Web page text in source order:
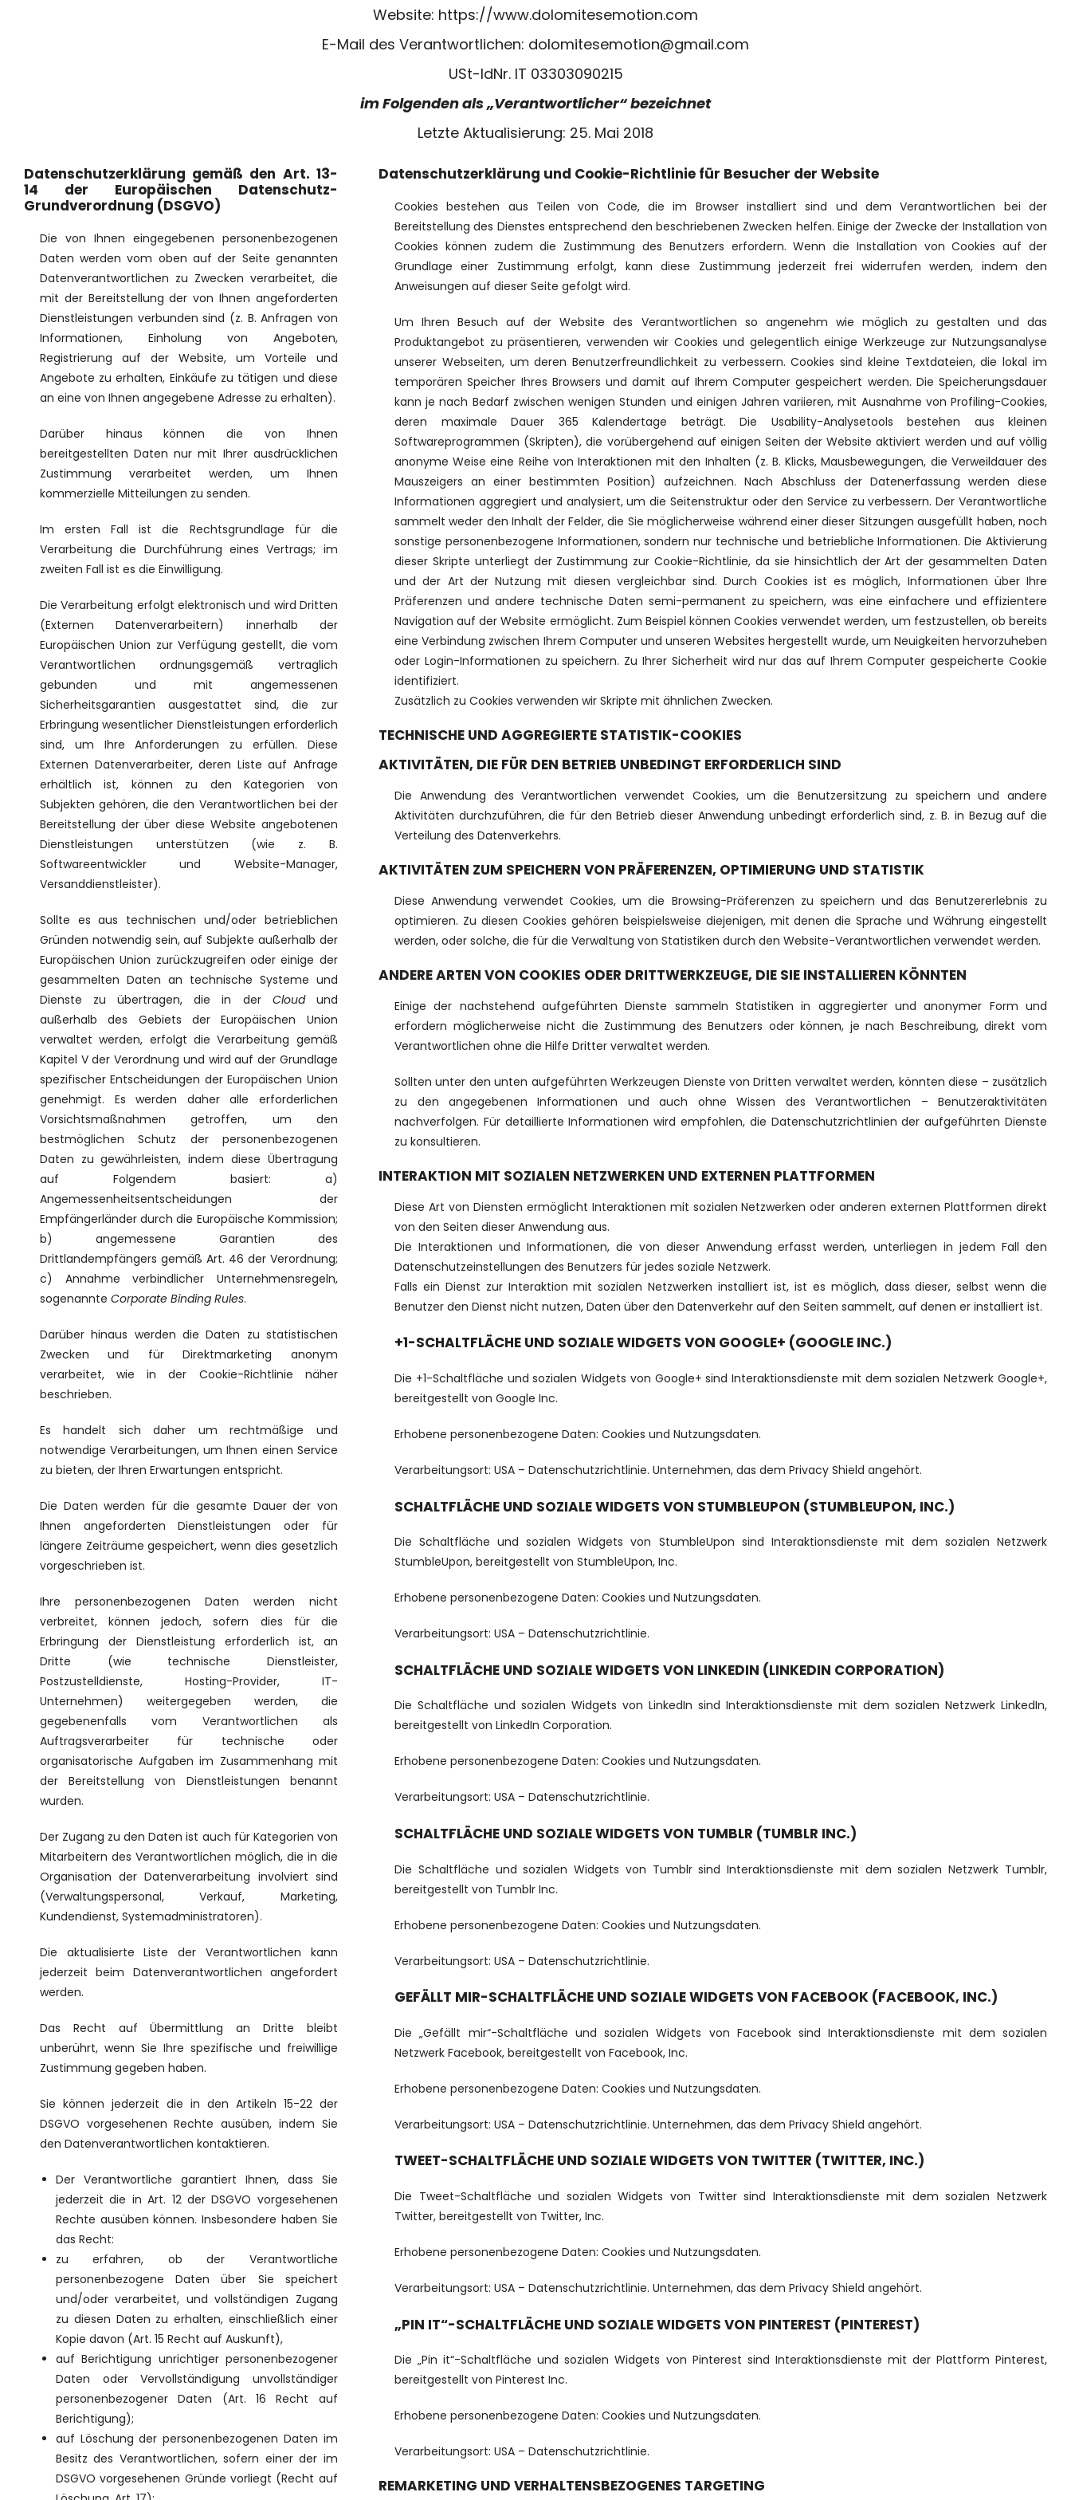
Website: https://www.dolomitesemotion.com
E-Mail des Verantwortlichen: dolomitesemotion@gmail.com
USt-IdNr. IT 03303090215
im Folgenden als „Verantwortlicher“ bezeichnet
Letzte Aktualisierung: 25. Mai 2018
Datenschutzerklärung gemäß den Art. 13-
14 der Europäischen Datenschutz-
Grundverordnung (DSGVO)
Die von Ihnen eingegebenen personenbezogenen
Daten werden vom oben auf der Seite genannten
Datenverantwortlichen zu Zwecken verarbeitet, die
mit der Bereitstellung der von Ihnen angeforderten
Dienstleistungen verbunden sind (z. B. Anfragen von
Informationen, Einholung von Angeboten,
Registrierung auf der Website, um Vorteile und
Angebote zu erhalten, Einkäufe zu tätigen und diese
an eine von Ihnen angegebene Adresse zu erhalten).
Darüber hinaus können die von Ihnen
bereitgestellten Daten nur mit Ihrer ausdrücklichen
Zustimmung verarbeitet werden, um Ihnen
kommerzielle Mitteilungen zu senden.
Im ersten Fall ist die Rechtsgrundlage für die
Verarbeitung die Durchführung eines Vertrags; im
zweiten Fall ist es die Einwilligung.
Die Verarbeitung erfolgt elektronisch und wird Dritten
(Externen Datenverarbeitern) innerhalb der
Europäischen Union zur Verfügung gestellt, die vom
Verantwortlichen ordnungsgemäß vertraglich
gebunden und mit angemessenen
Sicherheitsgarantien ausgestattet sind, die zur
Erbringung wesentlicher Dienstleistungen erforderlich
sind, um Ihre Anforderungen zu erfüllen. Diese
Externen Datenverarbeiter, deren Liste auf Anfrage
erhältlich ist, können zu den Kategorien von
Subjekten gehören, die den Verantwortlichen bei der
Bereitstellung der über diese Website angebotenen
Dienstleistungen unterstützen (wie z. B.
Softwareentwickler und Website-Manager,
Versanddienstleister).
Sollte es aus technischen und/oder betrieblichen
Gründen notwendig sein, auf Subjekte außerhalb der
Europäischen Union zurückzugreifen oder einige der
gesammelten Daten an technische Systeme und
Dienste zu übertragen, die in der Cloudund
außerhalb des Gebiets der Europäischen Union
verwaltet werden, erfolgt die Verarbeitung gemäß
Kapitel V der Verordnung und wird auf der Grundlage
spezifischer Entscheidungen der Europäischen Union
genehmigt. Es werden daher alle erforderlichen
Vorsichtsmaßnahmen getroffen, um den
bestmöglichen Schutz der personenbezogenen
Daten zu gewährleisten, indem diese Übertragung
auf Folgendem basiert: a)
Angemessenheitsentscheidungen der
Empfängerländer durch die Europäische Kommission;
b) angemessene Garantien des
Drittlandempfängers gemäß Art. 46 der Verordnung;
c) Annahme verbindlicher Unternehmensregeln,
sogenannte Corporate Binding Rules.
Darüber hinaus werden die Daten zu statistischen
Zwecken und für Direktmarketing anonym
verarbeitet, wie in der Cookie-Richtlinie näher
beschrieben.
Es handelt sich daher um rechtmäßige und
notwendige Verarbeitungen, um Ihnen einen Service
zu bieten, der Ihren Erwartungen entspricht.
Die Daten werden für die gesamte Dauer der von
Ihnen angeforderten Dienstleistungen oder für
längere Zeiträume gespeichert, wenn dies gesetzlich
vorgeschrieben ist.
Ihre personenbezogenen Daten werden nicht
verbreitet, können jedoch, sofern dies für die
Erbringung der Dienstleistung erforderlich ist, an
Dritte (wie technische Dienstleister,
Postzustelldienste, Hosting-Provider, IT-
Unternehmen) weitergegeben werden, die
gegebenenfalls vom Verantwortlichen als
Auftragsverarbeiter für technische oder
organisatorische Aufgaben im Zusammenhang mit
der Bereitstellung von Dienstleistungen benannt
wurden.
Der Zugang zu den Daten ist auch für Kategorien von
Mitarbeitern des Verantwortlichen möglich, die in die
Organisation der Datenverarbeitung involviert sind
(Verwaltungspersonal, Verkauf, Marketing,
Kundendienst, Systemadministratoren).
Die aktualisierte Liste der Verantwortlichen kann
jederzeit beim Datenverantwortlichen angefordert
werden.
Das Recht auf Übermittlung an Dritte bleibt
unberührt, wenn Sie Ihre spezifische und freiwillige
Zustimmung gegeben haben.
Sie können jederzeit die in den Artikeln 15-22 der
DSGVO vorgesehenen Rechte ausüben, indem Sie
den Datenverantwortlichen kontaktieren.
Der Verantwortliche garantiert Ihnen, dass Sie
jederzeit die in Art. 12 der DSGVO vorgesehenen
Rechte ausüben können. Insbesondere haben Sie
das Recht:
zu erfahren, ob der Verantwortliche
personenbezogene Daten über Sie speichert
und/oder verarbeitet, und vollständigen Zugang
zu diesen Daten zu erhalten, einschließlich einer
Kopie davon (Art. 15 Recht auf Auskunft),
auf Berichtigung unrichtiger personenbezogener
Daten oder Vervollständigung unvollständiger
personenbezogener Daten (Art. 16 Recht auf
Berichtigung);
auf Löschung der personenbezogenen Daten im
Besitz des Verantwortlichen, sofern einer der im
DSGVO vorgesehenen Gründe vorliegt (Recht auf
Datenschutzerklärung und Cookie-Richtlinie für Besucher der Website
Cookies bestehen aus Teilen von Code, die im Browser installiert sind und dem Verantwortlichen bei der
Bereitstellung des Dienstes entsprechend den beschriebenen Zwecken helfen. Einige der Zwecke der Installation von
Cookies können zudem die Zustimmung des Benutzers erfordern. Wenn die Installation von Cookies auf der
Grundlage einer Zustimmung erfolgt, kann diese Zustimmung jederzeit frei widerrufen werden, indem den
Anweisungen auf dieser Seite gefolgt wird.
Um Ihren Besuch auf der Website des Verantwortlichen so angenehm wie möglich zu gestalten und das
Produktangebot zu präsentieren, verwenden wir Cookies und gelegentlich einige Werkzeuge zur Nutzungsanalyse
unserer Webseiten, um deren Benutzerfreundlichkeit zu verbessern. Cookies sind kleine Textdateien, die lokal im
temporären Speicher Ihres Browsers und damit auf Ihrem Computer gespeichert werden. Die Speicherungsdauer
kann je nach Bedarf zwischen wenigen Stunden und einigen Jahren variieren, mit Ausnahme von Profiling-Cookies,
deren maximale Dauer 365 Kalendertage beträgt. Die Usability-Analysetools bestehen aus kleinen
Softwareprogrammen (Skripten), die vorübergehend auf einigen Seiten der Website aktiviert werden und auf völlig
anonyme Weise eine Reihe von Interaktionen mit den Inhalten (z. B. Klicks, Mausbewegungen, die Verweildauer des
Mauszeigers an einer bestimmten Position) aufzeichnen. Nach Abschluss der Datenerfassung werden diese
Informationen aggregiert und analysiert, um die Seitenstruktur oder den Service zu verbessern. Der Verantwortliche
sammelt weder den Inhalt der Felder, die Sie möglicherweise während einer dieser Sitzungen ausgefüllt haben, noch
sonstige personenbezogene Informationen, sondern nur technische und betriebliche Informationen. Die Aktivierung
dieser Skripte unterliegt der Zustimmung zur Cookie-Richtlinie, da sie hinsichtlich der Art der gesammelten Daten
und der Art der Nutzung mit diesen vergleichbar sind. Durch Cookies ist es möglich, Informationen über Ihre
Präferenzen und andere technische Daten semi-permanent zu speichern, was eine einfachere und effizientere
Navigation auf der Website ermöglicht. Zum Beispiel können Cookies verwendet werden, um festzustellen, ob bereits
eine Verbindung zwischen Ihrem Computer und unseren Websites hergestellt wurde, um Neuigkeiten hervorzuheben
oder Login-Informationen zu speichern. Zu Ihrer Sicherheit wird nur das auf Ihrem Computer gespeicherte Cookie
identifiziert.
Zusätzlich zu Cookies verwenden wir Skripte mit ähnlichen Zwecken.
TECHNISCHE UND AGGREGIERTE STATISTIK-COOKIES
AKTIVITÄTEN, DIE FÜR DEN BETRIEB UNBEDINGT ERFORDERLICH SIND
Die Anwendung des Verantwortlichen verwendet Cookies, um die Benutzersitzung zu speichern und andere
Aktivitäten durchzuführen, die für den Betrieb dieser Anwendung unbedingt erforderlich sind, z. B. in Bezug auf die
Verteilung des Datenverkehrs.
AKTIVITÄTEN ZUM SPEICHERN VON PRÄFERENZEN, OPTIMIERUNG UND STATISTIK
Diese Anwendung verwendet Cookies, um die Browsing-Präferenzen zu speichern und das Benutzererlebnis zu
optimieren. Zu diesen Cookies gehören beispielsweise diejenigen, mit denen die Sprache und Währung eingestellt
werden, oder solche, die für die Verwaltung von Statistiken durch den Website-Verantwortlichen verwendet werden.
ANDERE ARTEN VON COOKIES ODER DRITTWERKZEUGE, DIE SIE INSTALLIEREN KÖNNTEN
Einige der nachstehend aufgeführten Dienste sammeln Statistiken in aggregierter und anonymer Form und
erfordern möglicherweise nicht die Zustimmung des Benutzers oder können, je nach Beschreibung, direkt vom
Verantwortlichen ohne die Hilfe Dritter verwaltet werden.
Sollten unter den unten aufgeführten Werkzeugen Dienste von Dritten verwaltet werden, könnten diese – zusätzlich
zu den angegebenen Informationen und auch ohne Wissen des Verantwortlichen – Benutzeraktivitäten
nachverfolgen. Für detaillierte Informationen wird empfohlen, die Datenschutzrichtlinien der aufgeführten Dienste
zu konsultieren.
INTERAKTION MIT SOZIALEN NETZWERKEN UND EXTERNEN PLATTFORMEN
Diese Art von Diensten ermöglicht Interaktionen mit sozialen Netzwerken oder anderen externen Plattformen direkt
von den Seiten dieser Anwendung aus.
Die Interaktionen und Informationen, die von dieser Anwendung erfasst werden, unterliegen in jedem Fall den
Datenschutzeinstellungen des Benutzers für jedes soziale Netzwerk.
Falls ein Dienst zur Interaktion mit sozialen Netzwerken installiert ist, ist es möglich, dass dieser, selbst wenn die
Benutzer den Dienst nicht nutzen, Daten über den Datenverkehr auf den Seiten sammelt, auf denen er installiert ist.
+1-SCHALTFLÄCHE UND SOZIALE WIDGETS VON GOOGLE+ (GOOGLE INC.)
Die +1-Schaltfläche und sozialen Widgets von Google+ sind Interaktionsdienste mit dem sozialen Netzwerk Google+,
bereitgestellt von Google Inc.
Erhobene personenbezogene Daten: Cookies und Nutzungsdaten.
Verarbeitungsort: USA –Datenschutzrichtlinie. Unternehmen, das dem Privacy Shield angehört.
SCHALTFLÄCHE UND SOZIALE WIDGETS VON STUMBLEUPON (STUMBLEUPON, INC.)
Die Schaltfläche und sozialen Widgets von StumbleUpon sind Interaktionsdienste mit dem sozialen Netzwerk
StumbleUpon, bereitgestellt von StumbleUpon, Inc.
Erhobene personenbezogene Daten: Cookies und Nutzungsdaten.
Verarbeitungsort: USA –Datenschutzrichtlinie.
SCHALTFLÄCHE UND SOZIALE WIDGETS VON LINKEDIN (LINKEDIN CORPORATION)
Die Schaltfläche und sozialen Widgets von LinkedIn sind Interaktionsdienste mit dem sozialen Netzwerk LinkedIn,
bereitgestellt von LinkedIn Corporation.
Erhobene personenbezogene Daten: Cookies und Nutzungsdaten.
Verarbeitungsort: USA –Datenschutzrichtlinie.
SCHALTFLÄCHE UND SOZIALE WIDGETS VON TUMBLR (TUMBLR INC.)
Die Schaltfläche und sozialen Widgets von Tumblr sind Interaktionsdienste mit dem sozialen Netzwerk Tumblr,
bereitgestellt von Tumblr Inc.
Erhobene personenbezogene Daten: Cookies und Nutzungsdaten.
Verarbeitungsort: USA –Datenschutzrichtlinie.
GEFÄLLT MIR-SCHALTFLÄCHE UND SOZIALE WIDGETS VON FACEBOOK (FACEBOOK, INC.)
Die „Gefällt mir“-Schaltfläche und sozialen Widgets von Facebook sind Interaktionsdienste mit dem sozialen
Netzwerk Facebook, bereitgestellt von Facebook, Inc.
Erhobene personenbezogene Daten: Cookies und Nutzungsdaten.
Verarbeitungsort: USA –Datenschutzrichtlinie. Unternehmen, das dem Privacy Shield angehört.
TWEET-SCHALTFLÄCHE UND SOZIALE WIDGETS VON TWITTER (TWITTER, INC.)
Die Tweet-Schaltfläche und sozialen Widgets von Twitter sind Interaktionsdienste mit dem sozialen Netzwerk
Twitter, bereitgestellt von Twitter, Inc.
Erhobene personenbezogene Daten: Cookies und Nutzungsdaten.
Verarbeitungsort: USA –Datenschutzrichtlinie. Unternehmen, das dem Privacy Shield angehört.
„PIN IT“-SCHALTFLÄCHE UND SOZIALE WIDGETS VON PINTEREST (PINTEREST)
Die „Pin it“-Schaltfläche und sozialen Widgets von Pinterest sind Interaktionsdienste mit der Plattform Pinterest,
bereitgestellt von Pinterest Inc.
Erhobene personenbezogene Daten: Cookies und Nutzungsdaten.
Verarbeitungsort: USA –Datenschutzrichtlinie.
REMARKETING UND VERHALTENSBEZOGENES TARGETING